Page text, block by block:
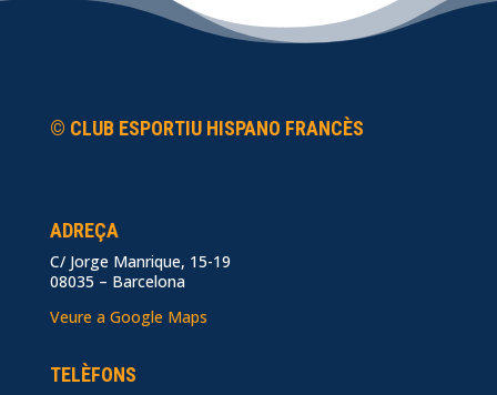
© CLUB ESPORTIU HISPANO FRANCÈS
ADREÇA
C/ Jorge Manrique, 15-19
08035 – Barcelona
Veure a Google Maps
TELÈFONS